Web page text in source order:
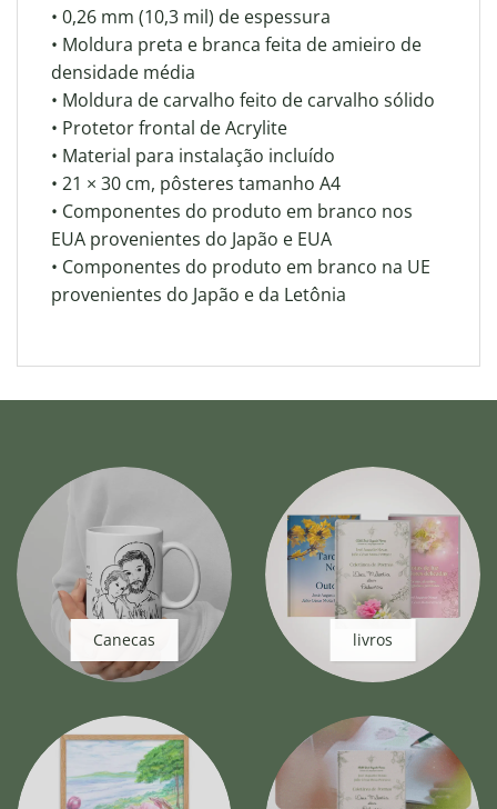
• 0,26 mm (10,3 mil) de espessura
• Moldura preta e branca feita de amieiro de
densidade média
• Moldura de carvalho feito de carvalho sólido
• Protetor frontal de Acrylite
• Material para instalação incluído
• 21 × 30 cm, pôsteres tamanho A4
• Componentes do produto em branco nos
EUA provenientes do Japão e EUA
• Componentes do produto em branco na UE
provenientes do Japão e da Letônia
Canecas livros